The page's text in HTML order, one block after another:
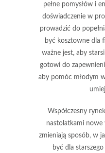
pełne pomysłów i
doświadczenie w
prowadzić do
być kosztowne dla
ważne jest, aby
gotowi do
aby pomóc młodym
Współczesny
nastolatkami nowe
zmieniają sposób, w
być dla